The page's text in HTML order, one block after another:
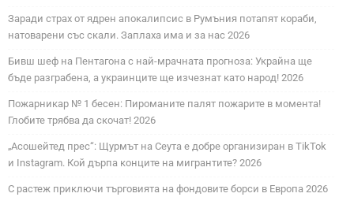
Заради страх от ядрен апокалипсис в Румъния потапят кораби,
натоварени със скали. Заплаха има и за нас 2026
Бивш шеф на Пентагона с най-мрачната прогноза: Украйна ще
бъде разграбена, а украинците ще изчезнат като народ! 2026
Пожарникар № 1 бесен: Пироманите палят пожарите в момента!
Глобите трябва да скочат! 2026
„Асошейтед прес“: Щурмът на Сеута е добре организиран в TikTok
и Instagram. Кой дърпа конците на мигрантите? 2026
С растеж приключи търговията на фондовите борси в Европа 2026